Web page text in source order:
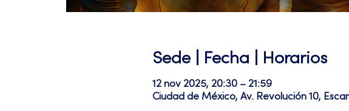
Sede | Fecha | Horarios
12 nov 2025, 20:30 – 21:59
Ciudad de México, Av. Revolución 10,